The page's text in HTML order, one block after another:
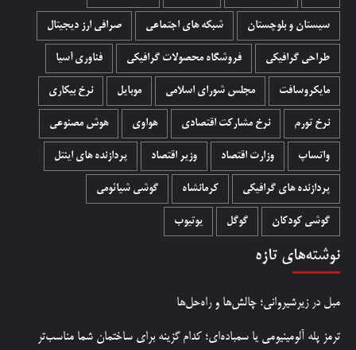
سیستان و بلوچستان شبکه های اجتماعی صرافی ارز دیجیتال
طراحی گرافیکی فروشگاه محصولات گرافيکی فناوری آسیا
مایکروسافت مجلس شورای اسلامی موبایل نرخ بیکاری
نرخ تورم نرخ مشارکت اقتصادی هواوی هوش مصنوعی
واتساپ وزارت اقتصاد وزیر اقتصاد پردازنده های اینتل
پردازنده های گرافیکی کرمانشاه گوشی شیائومی
گوشی کودکان گوگل یوتیوب
نوشته‌های تازه
مبل در زیرشیروانی؛ چالش‌ها و راه‌حل‌ها
ترمز پله آلومینیومی یا سمباده‌ای؛ کدام گزینه برای ساختمان شما مناسب‌تر